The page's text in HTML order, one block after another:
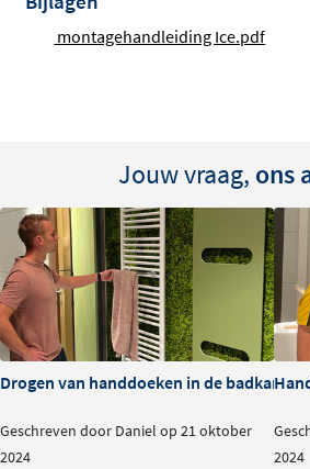
10 jaar garantie
montagehandleiding Ice.pdf
Jouw vraag, ons
Drogen van handdoeken in de
Geschreven door Daniel op 21 oktober
2024
2024